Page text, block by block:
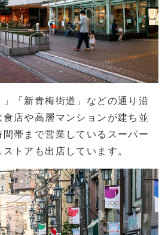
「新青梅街道」などの通り沿
店や高層マンションが建ち並
帯まで営業しているスーパー
トアも出店しています。